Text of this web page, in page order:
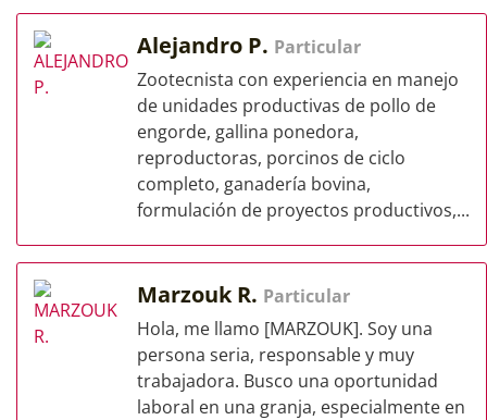
Alejandro P. Particular
Zootecnista con experiencia en manejo
de unidades productivas de pollo de
engorde, gallina ponedora,
reproductoras, porcinos de ciclo
completo, ganadería bovina,
formulación de proyectos productivos,...
Marzouk R. Particular
Hola, me llamo [MARZOUK]. Soy una
persona seria, responsable y muy
trabajadora. Busco una oportunidad
laboral en una granja, especialmente en